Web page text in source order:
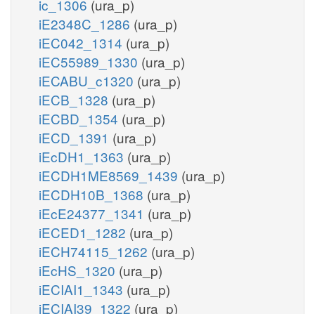
ic_1306 (ura_p)
iE2348C_1286 (ura_p)
iEC042_1314 (ura_p)
iEC55989_1330 (ura_p)
iECABU_c1320 (ura_p)
iECB_1328 (ura_p)
iECBD_1354 (ura_p)
iECD_1391 (ura_p)
iEcDH1_1363 (ura_p)
iECDH1ME8569_1439 (ura_p)
iECDH10B_1368 (ura_p)
iEcE24377_1341 (ura_p)
iECED1_1282 (ura_p)
iECH74115_1262 (ura_p)
iEcHS_1320 (ura_p)
iECIAI1_1343 (ura_p)
iECIAI39_1322 (ura_p)